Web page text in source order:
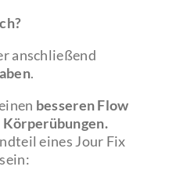
anschließend
.
besseren Flow
eines Jour Fix
sein: